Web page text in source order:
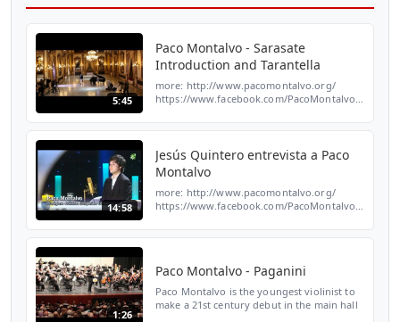
5:45
Paco Montalvo - Sarasate
Introduction and Tarantella
more: http://www.pacomontalvo.org/
https://www.facebook.com/PacoMontalvo.Official
14:58
Jesús Quintero entrevista a Paco
Montalvo
more: http://www.pacomontalvo.org/
https://www.facebook.com/PacoMontalvo.Official
1:26
Paco Montalvo - Paganini
Paco Montalvo is the youngest violinist to
make a 21st century debut in the main hall